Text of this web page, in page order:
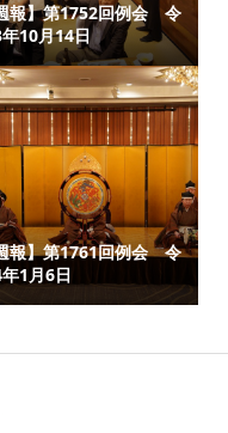
報】第1752回例会 令
10月14日
報】第1761回例会 令
1月6日